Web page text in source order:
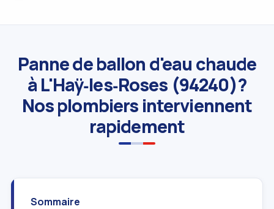
Panne de ballon d'eau chaude
à L'Haÿ‑les‑Roses (94240)?
Nos plombiers interviennent
rapidement
Sommaire